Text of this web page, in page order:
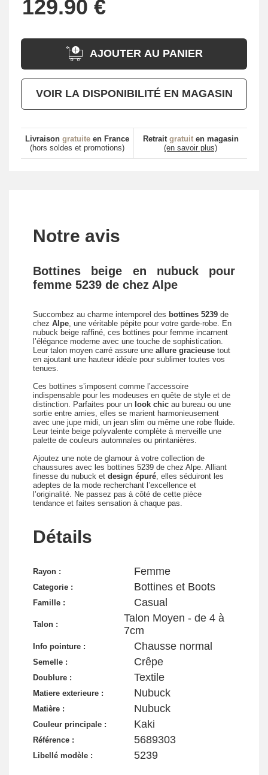
AJOUTER AU PANIER
VOIR LA DISPONIBILITÉ EN MAGASIN
Livraison gratuite en France
(hors soldes et promotions)
Retrait gratuiten magasin
(en savoir plus)
Notre avis
Bottines beige en nubuck pour
femme 5239 de chez Alpe
Succombez au charme intemporel des bottines 5239 de
chez Alpe , une véritable pépite pour votre garde-robe. En
nubuck beige raffiné, ces bottines pour femme incarnent
l’élégance moderne avec une touche de sophistication.
Leur talon moyen carré assure une allure gracieuse tout
en ajoutant une hauteur idéale pour sublimer toutes vos
tenues.
Ces bottines s’imposent comme l’accessoire
indispensable pour les modeuses en quête de style et de
distinction. Parfaites pour un look chic au bureau ou une
sortie entre amies, elles se marient harmonieusement
avec une jupe midi, un jean slim ou même une robe fluide.
Leur teinte beige polyvalente complète à merveille une
palette de couleurs automnales ou printanières.
Ajoutez une note de glamour à votre collection de
chaussures avec les bottines 5239 de chez Alpe. Alliant
finesse du nubuck et design épuré , elles séduiront les
adeptes de la mode recherchant l’excellence et
l’originalité. Ne passez pas à côté de cette pièce
tendance et faites sensation à chaque pas.
Détails
Rayon : Femme
Categorie : Bottines et Boots
Famille : Casual
Talon :
Talon Moyen - de 4 à
7cm
Info pointure : Chausse normal
Semelle : Crêpe
Doublure : Textile
Matiere exterieure : Nubuck
Matière : Nubuck
Couleur principale : Kaki
Référence : 5689303
Libellé modèle : 5239